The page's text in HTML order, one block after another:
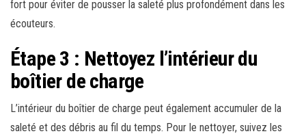
fort pour éviter de pousser la saleté plus profondément dans les
écouteurs.
Étape 3 : Nettoyez l’intérieur du
boîtier de charge
L’intérieur du boîtier de charge peut également accumuler de la
saleté et des débris au fil du temps. Pour le nettoyer, suivez les